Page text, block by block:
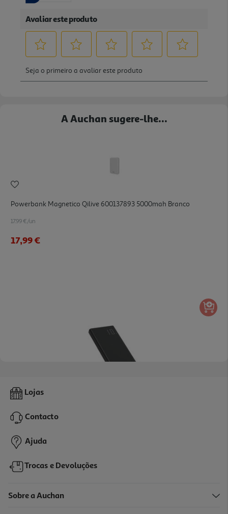
A Auchan sugere-lhe...
Powerbank Magnetico Qilive 600137893 5000mah Branco
17.99 €/un
17,99 €
Powerbank Qilive 600183092 Preto 10 000 Mah 15w
18,99 €
Lojas
Contacto
Ajuda
Trocas e Devoluções
Sobre a Auchan